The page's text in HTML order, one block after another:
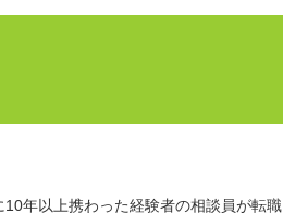
年以上携わった経験者の相談員が転職